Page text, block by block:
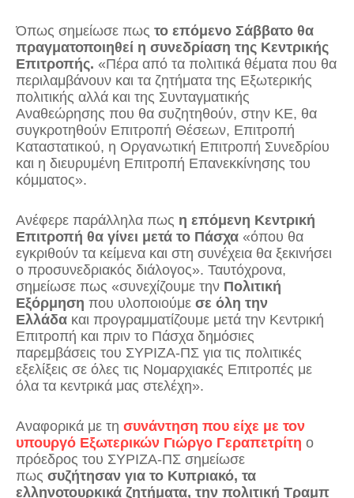
Όπως σημείωσε πως το επόμενο Σάββατο θα
πραγματοποιηθεί η συνεδρίαση της Κεντρικής
Επιτροπής. «Πέρα από τα πολιτικά θέματα που θα
περιλαμβάνουν και τα ζητήματα της Εξωτερικής
πολιτικής αλλά και της Συνταγματικής
Αναθεώρησης που θα συζητηθούν, στην ΚΕ, θα
συγκροτηθούν Επιτροπή Θέσεων, Επιτροπή
Καταστατικού, η Οργανωτική Επιτροπή Συνεδρίου
και η διευρυμένη Επιτροπή Επανεκκίνησης του
κόμματος».
Ανέφερε παράλληλα πως η επόμενη Κεντρική
Επιτροπή θα γίνει μετά το Πάσχα «όπου θα
εγκριθούν τα κείμενα και στη συνέχεια θα ξεκινήσει
ο προσυνεδριακός διάλογος». Ταυτόχρονα,
σημείωσε πως «συνεχίζουμε την Πολιτική
Εξόρμηση που υλοποιούμε σε όλη την
Ελλάδα και προγραμματίζουμε μετά την Κεντρική
Επιτροπή και πριν το Πάσχα δημόσιες
παρεμβάσεις του ΣΥΡΙΖΑ-ΠΣ για τις πολιτικές
εξελίξεις σε όλες τις Νομαρχιακές Επιτροπές με
όλα τα κεντρικά μας στελέχη».
Αναφορικά με τη συνάντηση που είχε με τον
υπουργό Εξωτερικών Γιώργο Γεραπετρίτη ο
πρόεδρος του ΣΥΡΙΖΑ-ΠΣ σημείωσε
πως συζήτησαν για το Κυπριακό, τα
ελληνοτουρκικά ζητήματα, την πολιτική Τραμπ